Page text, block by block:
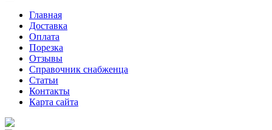
Главная
Доставка
Оплата
Порезка
Отзывы
Справочник снабженца
Статьи
Контакты
Карта сайта